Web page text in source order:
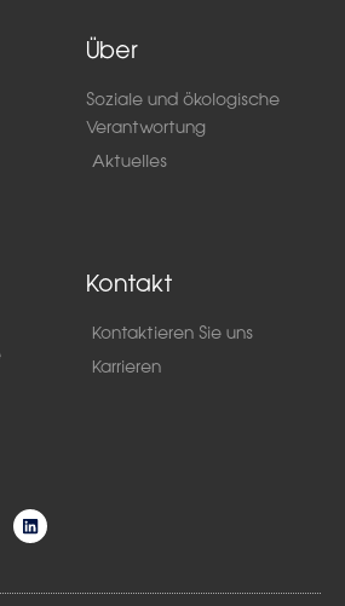
Über
Soziale und ökologische
Verantwortung
Aktuelles
Kontakt
Kontaktieren Sie uns
Karrieren